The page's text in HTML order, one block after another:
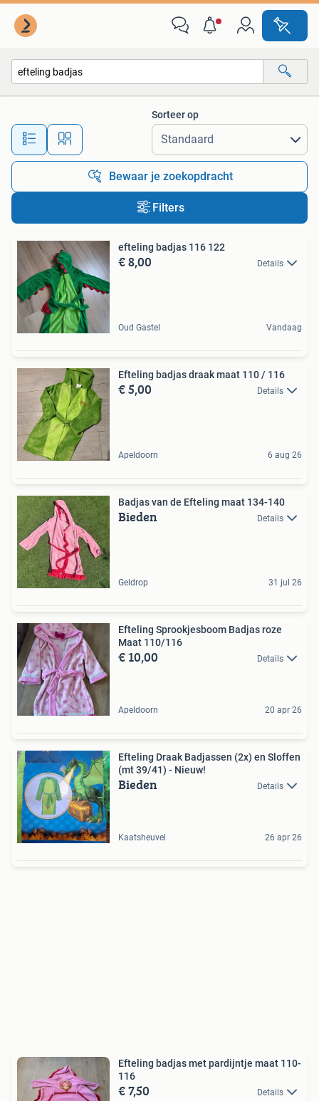
Alle afstanden…
Sorteer op
Bewaar je zoekopdracht
Filters
efteling badjas 116 122
€ 8,00 Details
Oud Gastel Vandaag
Efteling badjas draak maat 110 / 116
€ 5,00 Details
Apeldoorn 6 aug 26
Badjas van de Efteling maat 134-140
Bieden Details
Geldrop 31 jul 26
Efteling Sprookjesboom Badjas roze
Maat 110/116
€ 10,00 Details
Apeldoorn 20 apr 26
Efteling Draak Badjassen (2x) en Sloffen
(mt 39/41) - Nieuw!
Bieden Details
Kaatsheuvel 26 apr 26
Efteling badjas met pardijntje maat 110-
116
€ 7,50 Details